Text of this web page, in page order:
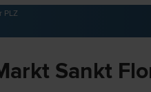
PLZ
Sankt